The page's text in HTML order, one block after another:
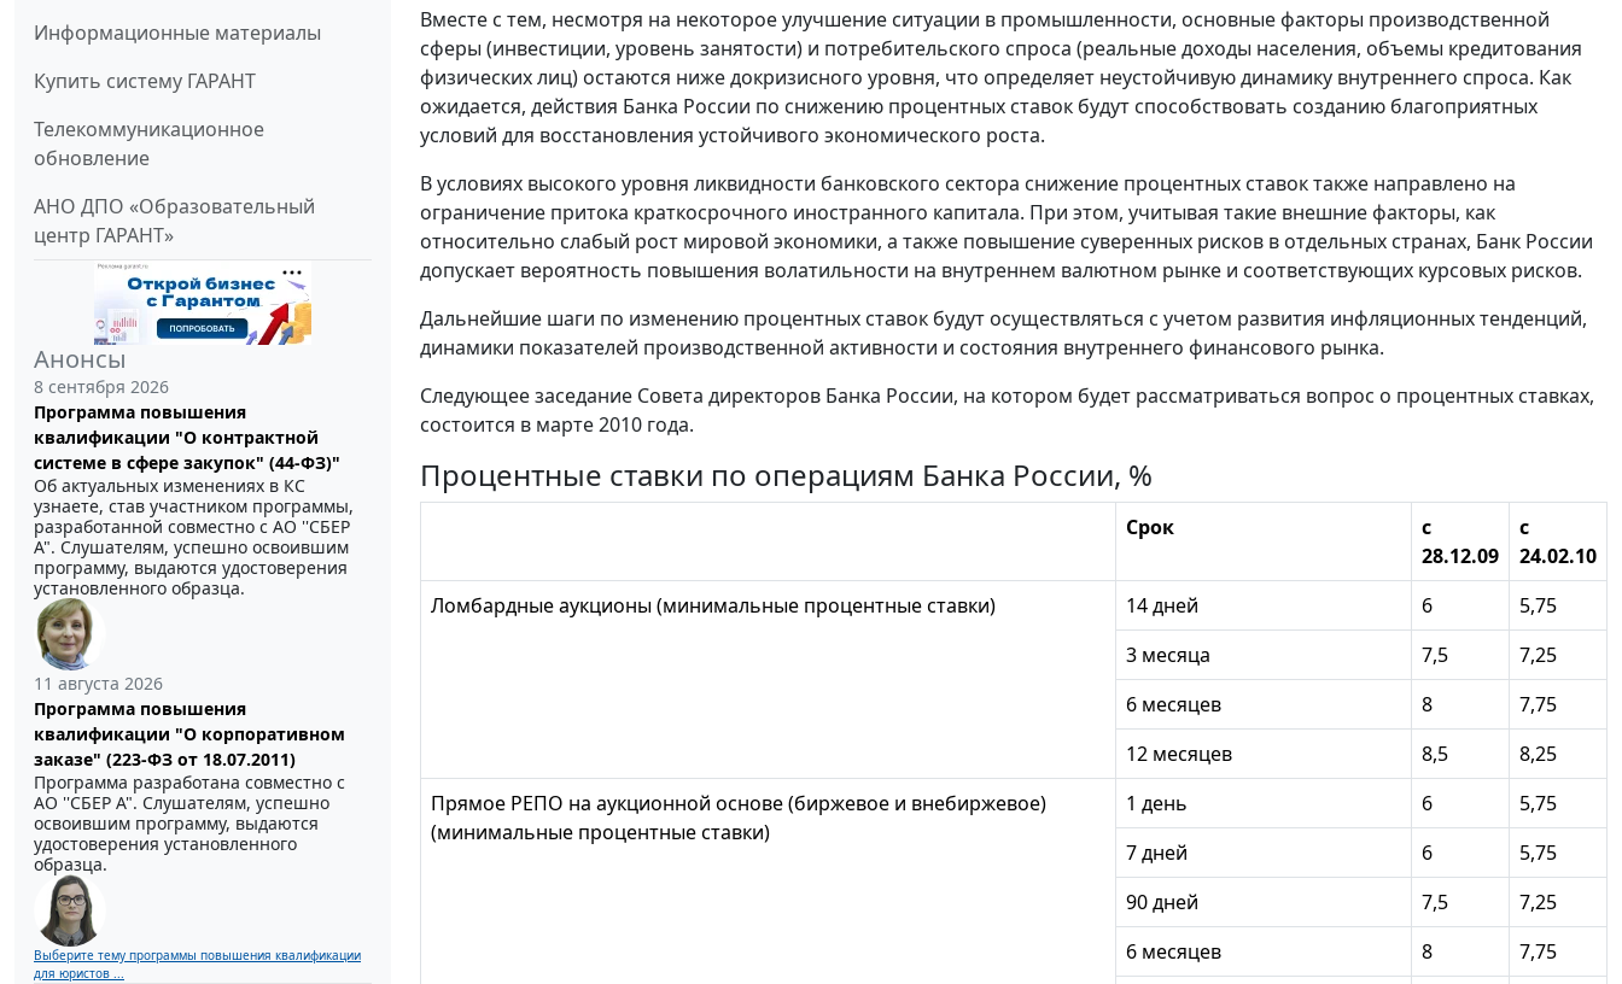
Информационные материалы
Купить систему ГАРАНТ
Телекоммуникационное
обновление
АНО ДПО «Образовательный
центр ГАРАНТ»
Анонсы
8 сентября 2026
Программа повышения
квалификации "О контрактной
системе в сфере закупок" (44-ФЗ)"
Об актуальных изменениях в КС
узнаете, став участником программы,
разработанной совместно с АО ''СБЕР
А". Слушателям, успешно освоившим
программу, выдаются удостоверения
установленного образца.
11 августа 2026
Программа повышения
квалификации "О корпоративном
заказе" (223-ФЗ от 18.07.2011)
Программа разработана совместно с
АО ''СБЕР А". Слушателям, успешно
освоившим программу, выдаются
удостоверения установленного
образца.
Выберите тему программы повышения квалификации
для юристов ...
Вместе с тем, несмотря на некоторое улучшение ситуации в промышленности, основные факторы производственной
сферы (инвестиции, уровень занятости) и потребительского спроса (реальные доходы населения, объемы кредитования
физических лиц) остаются ниже докризисного уровня, что определяет неустойчивую динамику внутреннего спроса. Как
ожидается, действия Банка России по снижению процентных ставок будут способствовать созданию благоприятных
условий для восстановления устойчивого экономического роста.
В условиях высокого уровня ликвидности банковского сектора снижение процентных ставок также направлено на
ограничение притока краткосрочного иностранного капитала. При этом, учитывая такие внешние факторы, как
относительно слабый рост мировой экономики, а также повышение суверенных рисков в отдельных странах, Банк России
допускает вероятность повышения волатильности на внутреннем валютном рынке и соответствующих курсовых рисков.
Дальнейшие шаги по изменению процентных ставок будут осуществляться с учетом развития инфляционных тенденций,
динамики показателей производственной активности и состояния внутреннего финансового рынка.
Следующее заседание Совета директоров Банка России, на котором будет рассматриваться вопрос о процентных ставках,
состоится в марте 2010 года.
Процентные ставки по операциям Банка России, %
Срок
с
28.12.09
c
24.02.10
Ломбардные аукционы (минимальные процентные ставки)
14 дней 6
5,75
3 месяца
7,5
7,25
6 месяцев
8
7,75
12 месяцев
8,5
8,25
Прямое РЕПО на аукционной основе (биржевое и внебиржевое)
(минимальные процентные ставки)
1 день 6
5,75
7 дней
6
5,75
90 дней
7,5
7,25
6 месяцев
8
7,75